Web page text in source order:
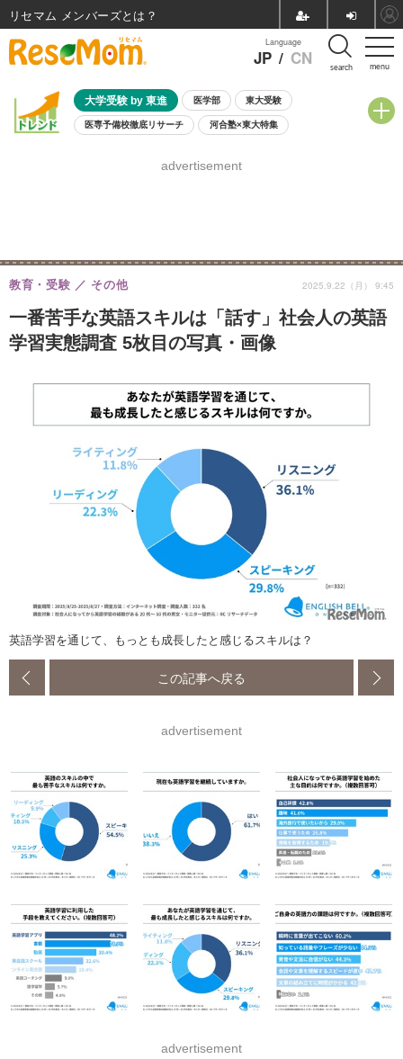
menu
Language
JP / CN search
大学受験 by 東進 医学部 東大受験
医専予備校徹底リサーチ 河合塾×東大特集
8月開催学校説明会・相談会
advertisement
一番苦手な英語スキルは「話す」社会人の英語
学習実態調査 5枚目の写真・画像
教育・受験 その他 2025.9.22（月） 9:45
英語学習を通じて、もっとも成長したと感じるスキルは？
この記事へ戻る
advertisement
advertisement
リセマム メンバーズ